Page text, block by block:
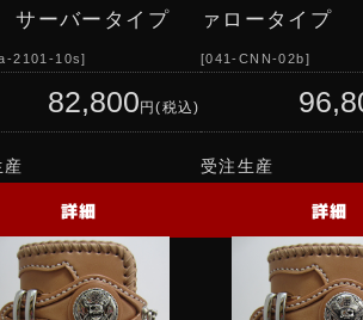
サーバータイプ
2101-10s
82,800 円(税込)
産
詳細
ァロータイプ
041-CNN-02b
受注生産
詳細